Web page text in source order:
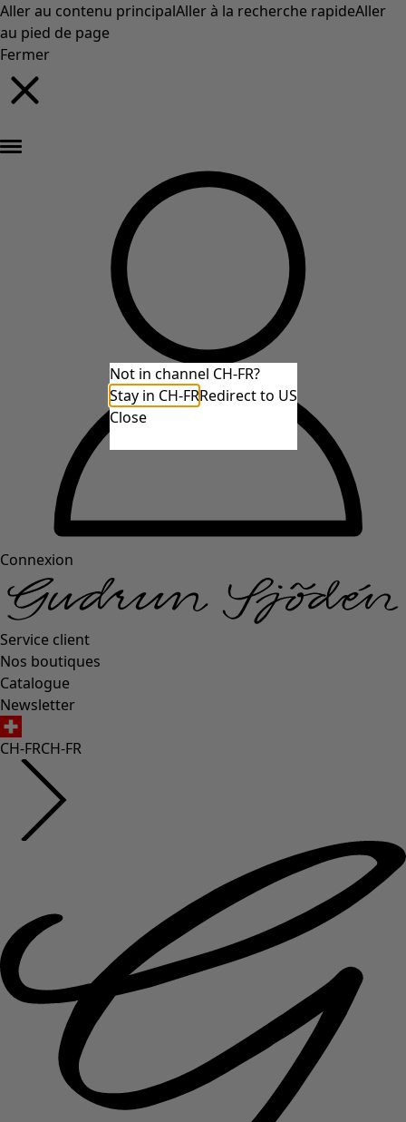
Aller au contenu principalAller à la recherche rapideAller
au pied de page
Fermer
Connexion
Service client
Nos boutiques
Catalogue
Newsletter
CH-FRCH-FR
Not in channel CH-FR?
Stay in CH-FRRedirect to US
Close